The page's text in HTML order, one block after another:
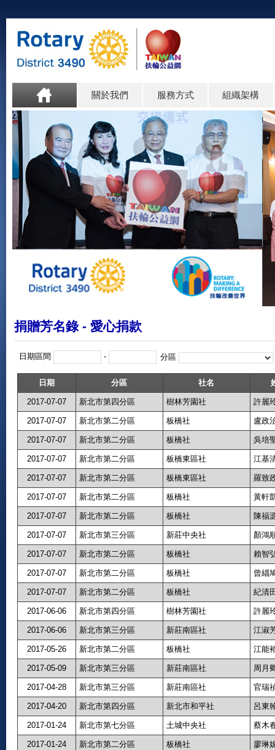
關於我們 服務方式 組織架構
捐贈芳名錄 - 愛心捐款
日期區間 - 分區
日期 分區 社名
2017-07-07 新北市第四分區 樹林芳園社 許麗
2017-07-07 新北市第二分區 板橋社 盧政
2017-07-07 新北市第二分區 板橋社 吳培
2017-07-07 新北市第二分區 板橋東區社 江基
2017-07-07 新北市第二分區 板橋東區社 羅致
2017-07-07 新北市第二分區 板橋社 黃軒
2017-07-07 新北市第二分區 板橋社 陳福
2017-07-07 新北市第三分區 新莊中央社 顏鴻
2017-07-07 新北市第二分區 板橋社 賴智
2017-07-07 新北市第二分區 板橋社 曾緇
2017-07-07 新北市第二分區 板橋社 紀清
2017-06-06 新北市第四分區 樹林芳園社 許麗
2017-06-06 新北市第三分區 新莊南區社 江淑
2017-05-26 新北市第二分區 板橋社 江能
2017-05-09 新北市第三分區 新莊南區社 周月
2017-04-28 新北市第三分區 新莊南區社 官瑞
2017-04-20 新北市第四分區 新北市和平社 呂東
2017-01-24 新北市第七分區 土城中央社 蔡木
2017-01-24 新北市第二分區 板橋社 廖琳